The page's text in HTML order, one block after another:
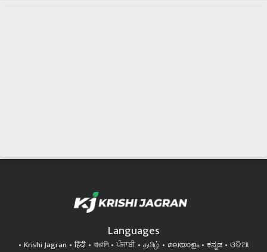
Languages
Krishi Jagran हिंदी বাঙালি ਪੰਜਾਬੀ தமிழ் മലയാളം ಕನ್ನಡ
ଓଡିଆ